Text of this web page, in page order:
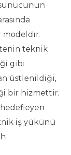
modeldir.
teknik
gibi
üstlenildiği,
bir hizmettir.
iş yükünü